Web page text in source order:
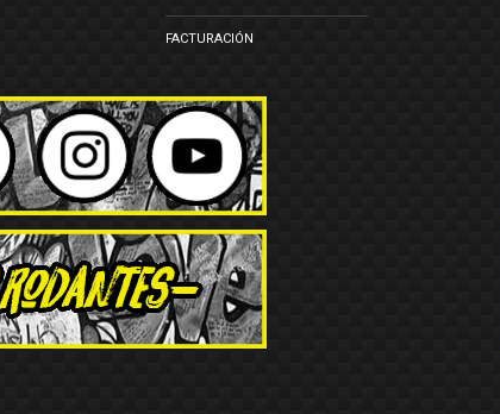
FACTURACIÓN